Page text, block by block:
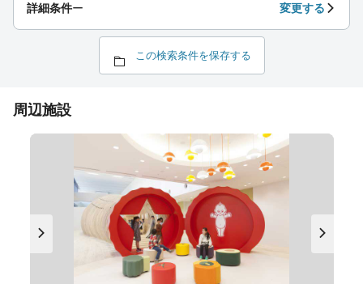
詳細条件ー 変更する
この検索条件を保存する
周辺施設